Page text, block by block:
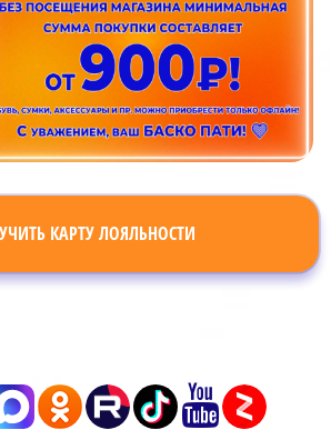
КАРТУ ЛОЯЛЬНОСТИ